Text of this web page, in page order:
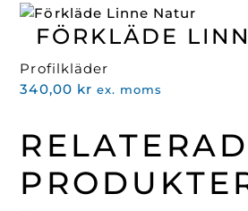
ursprungliga
priset
466,00 kr.
nuvarande
priset
FÖRKLÄDE
Profilkläder
340,00 kr ex. moms